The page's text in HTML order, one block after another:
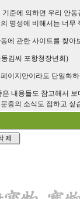
기준에 의하면 우리 안
명성에 비해서는 너무
에 관한 사이트를 찾아
김씨 포항청장년회)
이지만이라도 단일화
내용들도 참고해서
중의 소식도 접하고 싶